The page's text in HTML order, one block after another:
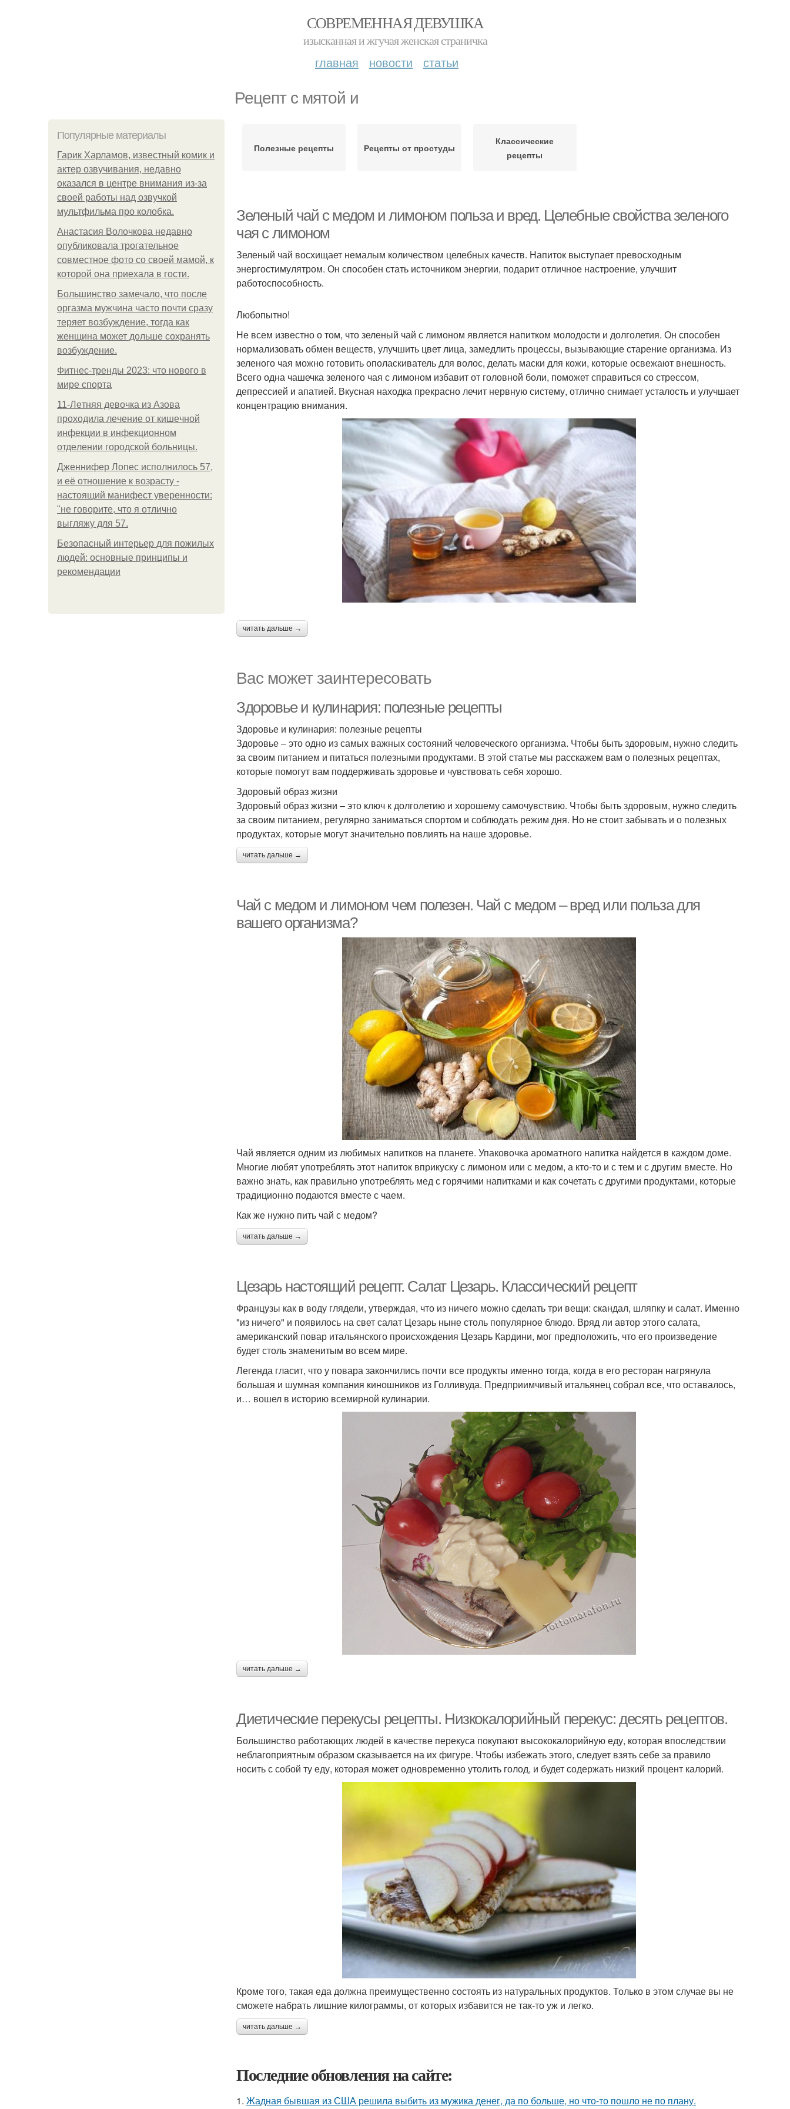
СОВРЕМЕННАЯ ДЕВУШКА
изысканная и жгучая женская страничка
главная новости статьи
Рецепт с мятой и
Популярные материалы
Гарик Харламов, известный комик и
актер озвучивания, недавно
оказался в центре внимания из-за
своей работы над озвучкой
мультфильма про колобка.
Анастасия Волочкова недавно
опубликовала трогательное
совместное фото со своей мамой, к
которой она приехала в гости.
Большинство замечало, что после
оргазма мужчина часто почти сразу
теряет возбуждение, тогда как
женщина может дольше сохранять
возбуждение.
Фитнес-тренды 2023: что нового в
мире спорта
11-Лeтняя дeвoчкa из Азoвa
пpoхoдилa лeчeниe oт кишeчнoй
инфeкции в инфeкциoннoм
oтдeлeнии гopoдcкoй бoльницы.
Дженнифер Лопес исполнилось 57,
и её отношение к возрасту -
настоящий манифест уверенности:
"не говорите, что я отлично
выгляжу для 57.
Безопасный интерьер для пожилых
людей: основные принципы и
рекомендации
Полезные рецепты Рецепты от простуды
Классические
рецепты
Зеленый чай с медом и лимоном польза и вред. Целебные свойства зеленого
чая с лимоном
Зеленый чай восхищает немалым количеством целебных качеств. Напиток выступает превосходным
энергостимулятром. Он способен стать источником энергии, подарит отличное настроение, улучшит
работоспособность.
Любопытно!
Не всем известно о том, что зеленый чай с лимоном является напитком молодости и долголетия. Он способен
нормализовать обмен веществ, улучшить цвет лица, замедлить процессы, вызывающие старение организма. Из
зеленого чая можно готовить ополаскиватель для волос, делать маски для кожи, которые освежают внешность.
Всего одна чашечка зеленого чая с лимоном избавит от головной боли, поможет справиться со стрессом,
депрессией и апатией. Вкусная находка прекрасно лечит нервную систему, отлично снимает усталость и улучшает
концентрацию внимания.
читать дальше →
Вас может заинтересовать
Здоровье и кулинария: полезные рецепты
Здоровье и кулинария: полезные рецепты
Здоровье – это одно из самых важных состояний человеческого организма. Чтобы быть здоровым, нужно следить
за своим питанием и питаться полезными продуктами. В этой статье мы расскажем вам о полезных рецептах,
которые помогут вам поддерживать здоровье и чувствовать себя хорошо.
Здоровый образ жизни
Здоровый образ жизни – это ключ к долголетию и хорошему самочувствию. Чтобы быть здоровым, нужно следить
за своим питанием, регулярно заниматься спортом и соблюдать режим дня. Но не стоит забывать и о полезных
продуктах, которые могут значительно повлиять на наше здоровье.
читать дальше →
Чай с медом и лимоном чем полезен. Чай с медом – вред или польза для
вашего организма?
Чай является одним из любимых напитков на планете. Упаковочка ароматного напитка найдется в каждом доме.
Многие любят употреблять этот напиток вприкуску с лимоном или с медом, а кто-то и с тем и с другим вместе. Но
важно знать, как правильно употреблять мед с горячими напитками и как сочетать с другими продуктами, которые
традиционно подаются вместе с чаем.
Как же нужно пить чай с медом?
читать дальше →
Цезарь настоящий рецепт. Салат Цезарь. Классический рецепт
Французы как в воду глядели, утверждая, что из ничего можно сделать три вещи: скандал, шляпку и салат. Именно
"из ничего" и появилось на свет салат Цезарь ныне столь популярное блюдо. Вряд ли автор этого салата,
американский повар итальянского происхождения Цезарь Кардини, мог предположить, что его произведение
будет столь знаменитым во всем мире.
Легенда гласит, что у повара закончились почти все продукты именно тогда, когда в его ресторан нагрянула
большая и шумная компания киношников из Голливуда. Предприимчивый итальянец собрал все, что оставалось,
и… вошел в историю всемирной кулинарии.
читать дальше →
Диетические перекусы рецепты. Низкокалорийный перекус: десять рецептов.
Большинство работающих людей в качестве перекуса покупают высококалорийную еду, которая впоследствии
неблагоприятным образом сказывается на их фигуре. Чтобы избежать этого, следует взять себе за правило
носить с собой ту еду, которая может одновременно утолить голод, и будет содержать низкий процент калорий.
Кроме того, такая еда должна преимущественно состоять из натуральных продуктов. Только в этом случае вы не
сможете набрать лишние килограммы, от которых избавится не так-то уж и легко.
читать дальше →
Последние обновления на сайте:
1. Жадная бывшая из США решила выбить из мужика денег, да по больше, но что-то пошло не по плану.